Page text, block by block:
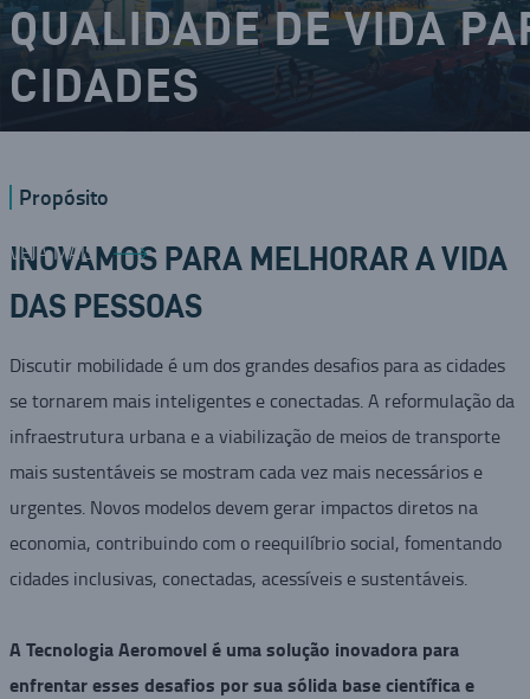
QUALIDADE DE VIDA
CIDADES
VEJA MAIS
Propósito
INOVAMOS PARA MELHORAR A VIDA
DAS PESSOAS
Discutir mobilidade é um dos grandes desafios para as cidades
se tornarem mais inteligentes e conectadas. A reformulação da
infraestrutura urbana e a viabilização de meios de transporte
mais sustentáveis se mostram cada vez mais necessários e
urgentes. Novos modelos devem gerar impactos diretos na
economia, contribuindo com o reequilíbrio social, fomentando
cidades inclusivas, conectadas, acessíveis e sustentáveis.
A Tecnologia Aeromovel é uma solução inovadora para
enfrentar esses desafios por sua sólida base científica e